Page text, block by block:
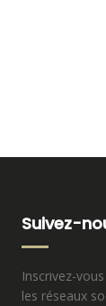
Suivez-
Inscrivez-
les réseaux